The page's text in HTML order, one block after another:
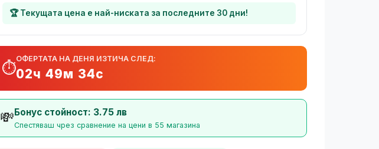
🏆 Текущата цена е най-ниската за последните 30 дни!
⏱️
ОФЕРТАТА НА ДЕНЯ ИЗТИЧА СЛЕД:
02ч 49м 33с
💸Бонус стойност: 3.75 лв
Спестяваш чрез сравнение на цени в 55 магазина